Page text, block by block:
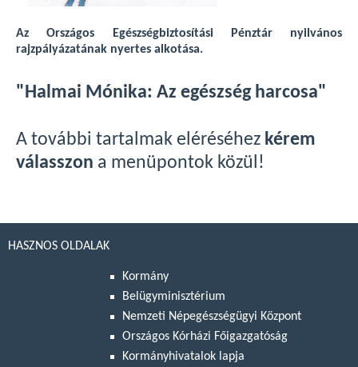
Az Országos Egészségbiztosítási Pénztár nyilvános
rajzpályázatának nyertes alkotása.
"Halmai Mónika: Az egészség harcosa"
A további tartalmak eléréséhez kérem
válasszon a menüpontok közül!
HASZNOS OLDALAK
Kormány
Belügyminisztérium
Nemzeti Népegészségügyi Központ
Országos Kórházi Főigazgatóság
Kormányhivatalok lapja